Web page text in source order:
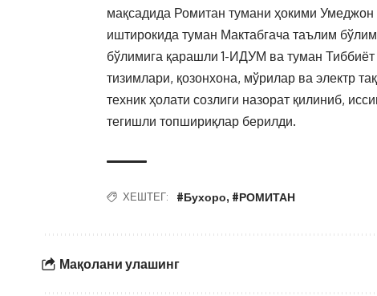
мақсадида Ромитан тумани ҳокими
иштирокида туман Мактабгача таълим
бўлимига қарашли 1-ИДУМ ва туман
тизимлари, қозонхона, мўрилар ва электр
техник ҳолати созлиги назорат қилиниб,
тегишли топшириқлар берилди.
ХЕШТЕГ: #Бухоро, #РОМИТАН
Мақолани улашинг